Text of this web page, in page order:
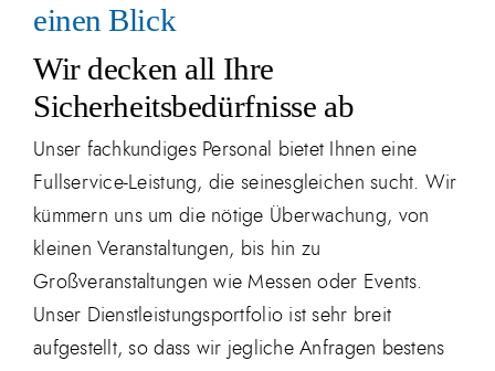
einen Blick
Wir decken all Ihre
Sicherheitsbedürfnisse ab
Unser fachkundiges Personal bietet Ihnen eine
Fullservice-Leistung, die seinesgleichen sucht. Wir
kümmern uns um die nötige Überwachung, von
kleinen Veranstaltungen, bis hin zu
Großveranstaltungen wie Messen oder Events.
Unser Dienstleistungsportfolio ist sehr breit
aufgestellt, so dass wir jegliche Anfragen bestens